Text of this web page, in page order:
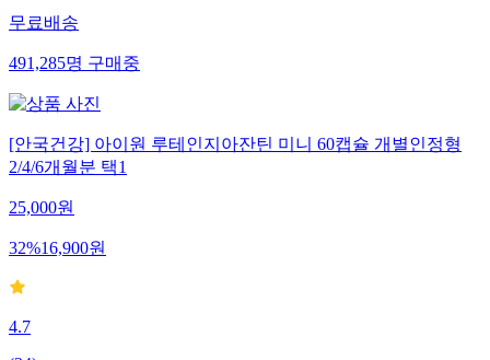
무료배송
491,285명구매중
[안국건강] 아이원 루테인지아잔틴 미니 60캡슐 개별인정형
2/4/6개월분 택1
25,000원
32%16,900원
4.7